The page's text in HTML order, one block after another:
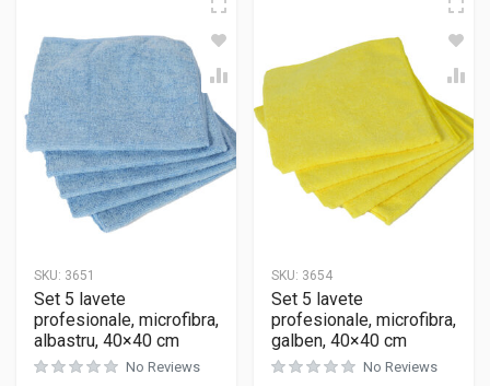
SKU: 3651
Set 5 lavete
profesionale, microfibra,
albastru, 40×40 cm
No Reviews
SKU: 3654
Set 5 lavete
profesionale, microfibra,
galben, 40×40 cm
No Reviews